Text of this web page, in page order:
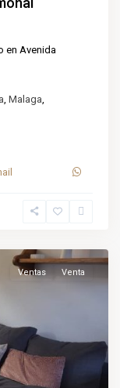
en Avenida
, Malaga,
Ventas Venta